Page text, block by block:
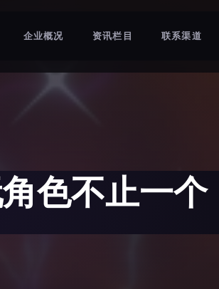
企业概况 资讯栏目 联系渠道
色不止一个